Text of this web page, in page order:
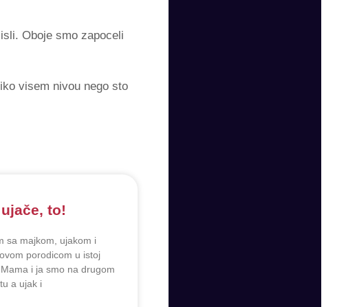
Oboje smo zapoceli
visem nivou nego sto
to!
sa majkom, ujakom i
porodicom u istoj
i ja smo na drugom
a ujak i